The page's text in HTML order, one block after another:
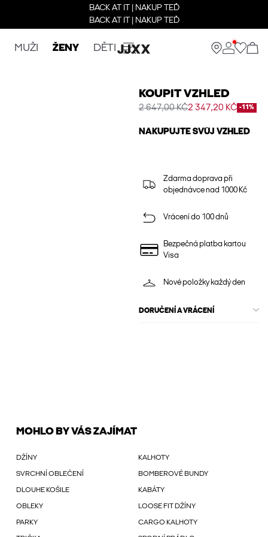
BACK AT IT | NAKUP TEĎ
BACK AT IT | NAKUP TEĎ
MUŽI ŽENY DĚTI
KOUPIT VZHLED
2 647,00 KČ2 347,20 KČ -11%
NAKUPUJTE SVŮJ VZHLED
Zdarma doprava při
objednávce nad 1000 Kč
Vrácení do 100 dnů
Bezpečná platba kartou
Visa
Nové položky každý den
DORUČENÍ A VRÁCENÍ
MOHLO BY VÁS ZAJÍMAT
DŽÍNY KALHOTY
SVRCHNÍ OBLEČENÍ BOMBEROVÉ BUNDY
DLOUHE KOŠILE KABÁTY
OBLEKY LOOSE FIT DŽÍNY
PARKY CARGO KALHOTY